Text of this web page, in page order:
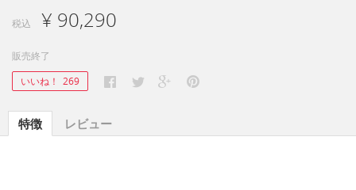
税込 ¥ 90,290
販売終了
いいね！ 269
特徴 レビュー